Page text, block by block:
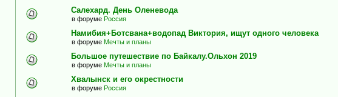
Салехард. День Оленевода
в форуме Россия
Намибия+Ботсвана+водопад Виктория, ищут одного человека
в форуме Мечты и планы
Большое путешествие по Байкалу.Ольхон 2019
в форуме Мечты и планы
Хвалынск и его окрестности
в форуме Россия